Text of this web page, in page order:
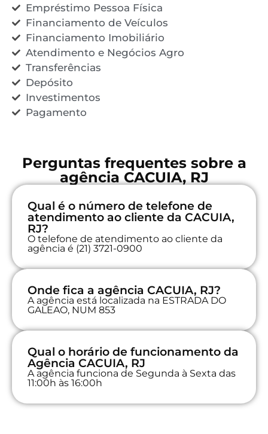
Empréstimo Pessoa Física
Financiamento de Veículos
Financiamento Imobiliário
Atendimento e Negócios Agro
Transferências
Depósito
Investimentos
Pagamento
Perguntas frequentes sobre a
agência CACUIA, RJ
Qual é o número de telefone de
atendimento ao cliente da CACUIA,
RJ?
O telefone de atendimento ao cliente da
agência é (21) 3721-0900
Onde fica a agência CACUIA, RJ?
A agência está localizada na ESTRADA DO
GALEAO, NUM 853
Qual o horário de funcionamento da
Agência CACUIA, RJ
A agência funciona de Segunda à Sexta das
11:00h às 16:00h